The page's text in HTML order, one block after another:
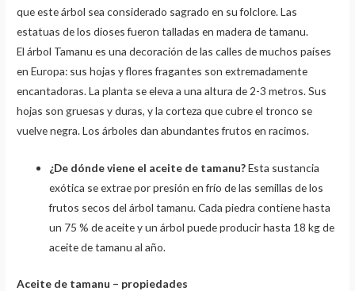
que este árbol sea considerado sagrado en su folclore. Las
estatuas de los dioses fueron talladas en madera de tamanu.
El árbol Tamanu es una decoración de las calles de muchos países
en Europa: sus hojas y flores fragantes son extremadamente
encantadoras. La planta se eleva a una altura de 2-3 metros. Sus
hojas son gruesas y duras, y la corteza que cubre el tronco se
vuelve negra. Los árboles dan abundantes frutos en racimos.
¿De dónde viene el aceite de tamanu?Esta sustancia
exótica se extrae por presión en frío de las semillas de los
frutos secos del árbol tamanu. Cada piedra contiene hasta
un 75 % de aceite y un árbol puede producir hasta 18 kg de
aceite de tamanu al año.
Aceite de tamanu – propiedades